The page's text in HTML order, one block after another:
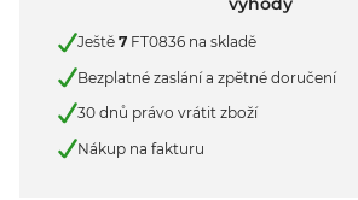
Ještě 7 FT0836 na skladě
Bezplatné zaslání a zpětné doručení
30 dnů právo vrátit zboží
Nákup na fakturu